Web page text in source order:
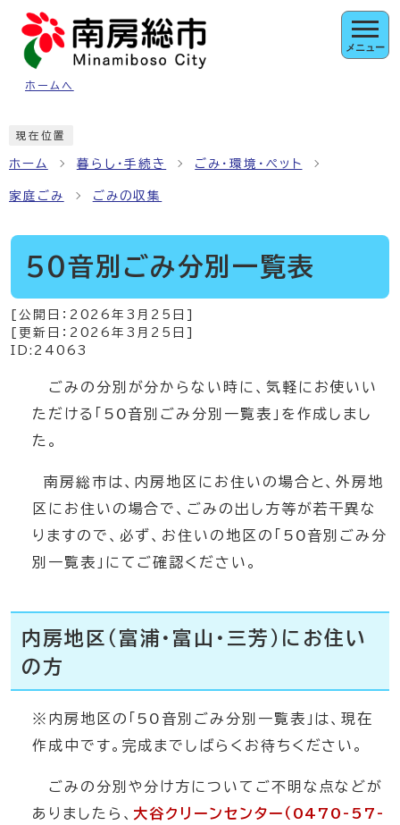
ページの先頭です
ホームへ
メニュー
現在位置
ホーム 暮らし・手続き ごみ・環境・ペット
家庭ごみ ごみの収集
50音別ごみ分別一覧表
[公開日： 2026年3月25日
[更新日： 2026年3月25日
ID:24063
ごみの分別が分からない時に、気軽にお使いい
ただける「50音別ごみ分別一覧表」を作成しまし
た。
南房総市は、内房地区にお住いの場合と、外房地
区にお住いの場合で、ごみの出し方等が若干異な
りますので、必ず、お住いの地区の「50音別ごみ分
別一覧表」にてご確認ください。
内房地区（富浦・富山・三芳）にお住い
の方
※内房地区の「50音別ごみ分別一覧表」は、現在
作成中です。完成までしばらくお待ちください。
ごみの分別や分け方についてご不明な点などが
ありましたら、 大谷クリーンセンター（0470-57-